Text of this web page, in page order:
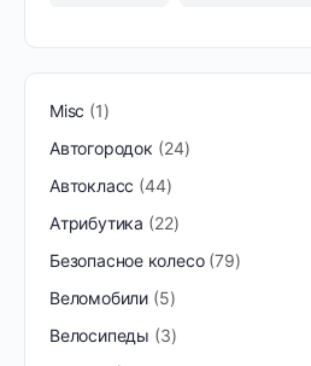
Misc
1
Автогородок
24
Автокласс 44
Атрибутика
22
Безопасное колесо 79
Веломобили 5
Велосипеды
3